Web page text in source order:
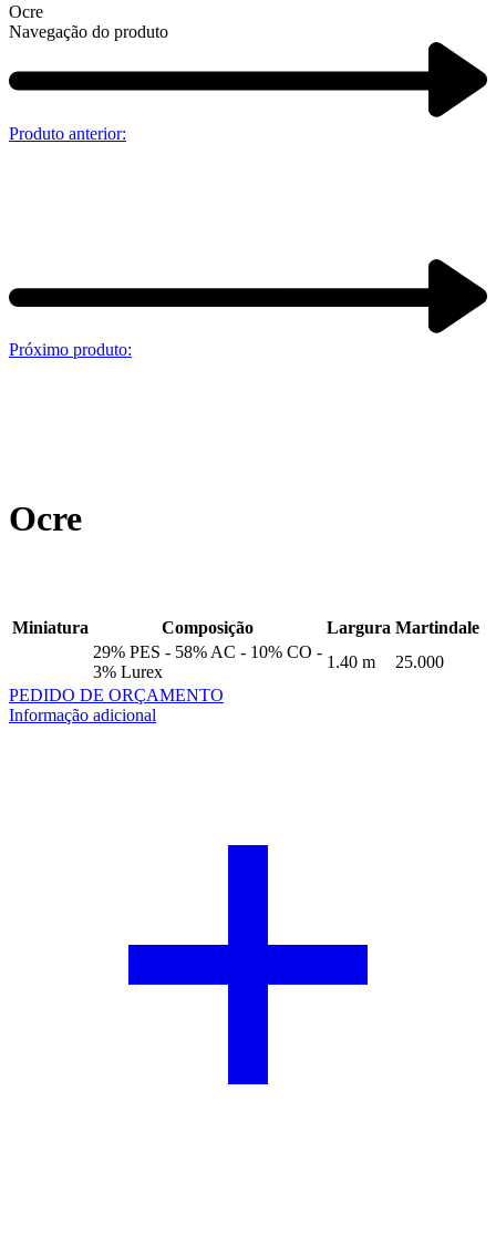
Ocre
Navegação do produto
Produto anterior:
Próximo produto:
Ocre
Miniatura Composição Largura Martindale
29% PES - 58% AC - 10% CO -
3% Lurex
1.40 m
25.000
PEDIDO DE ORÇAMENTO
Informação adicional